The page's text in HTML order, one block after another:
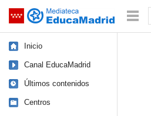
Saltar navegación
Inicio
Canal EducaMadrid
Últimos contenidos
Centros